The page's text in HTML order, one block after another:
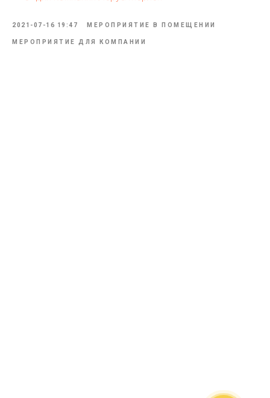
2021-07-16 19:47 МЕРОПРИЯТИЕ В ПОМЕЩЕНИИ
МЕРОПРИЯТИЕ ДЛЯ КОМПАНИИ